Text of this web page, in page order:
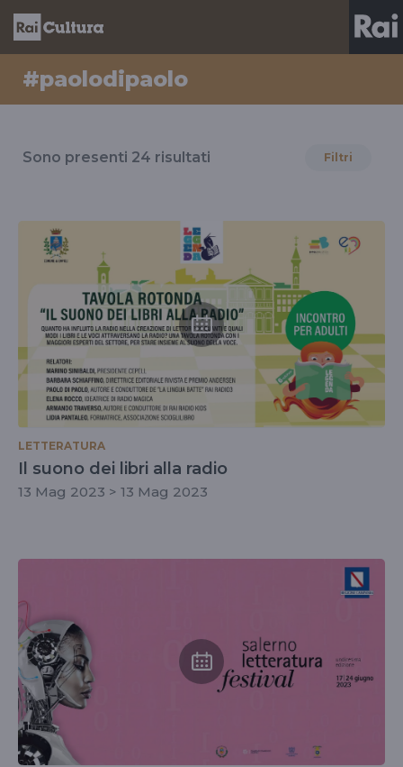
#paolodipaolo
il
#paolodipaolo
Sono presenti 24 risultati Filtri
LETTERATURA
Il suono dei libri alla radio
13 Mag 2023 > 13 Mag 2023